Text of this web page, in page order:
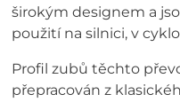
širokým designem a
použití na silnici, v
Profil zubů těchto
přepracován z